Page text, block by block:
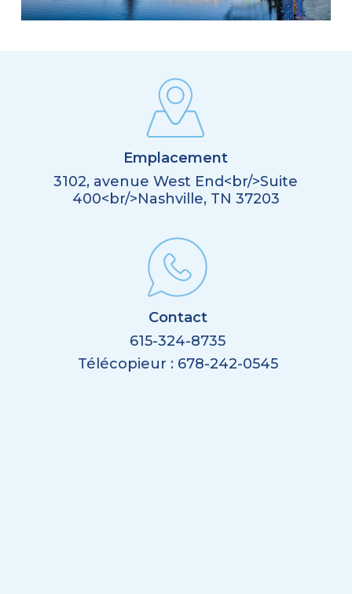
Emplacement
3102, avenue West End<br/>Suite
400<br/>Nashville, TN 37203
Contact
615-324-8735
Télécopieur : 678-242-0545